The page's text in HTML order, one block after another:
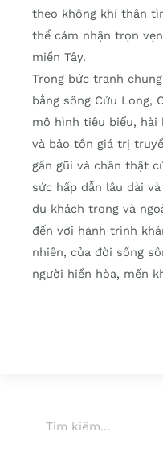
theo không khí thân
thể cảm nhận trọn
miền Tây.
Trong bức tranh
bằng sông Cửu Long,
mô hình tiêu biểu,
và bảo tồn giá trị
gần gũi và chân thật
sức hấp dẫn lâu dài
du khách trong và
đến với hành trình
nhiên, của đời sống
người hiền hòa, mến